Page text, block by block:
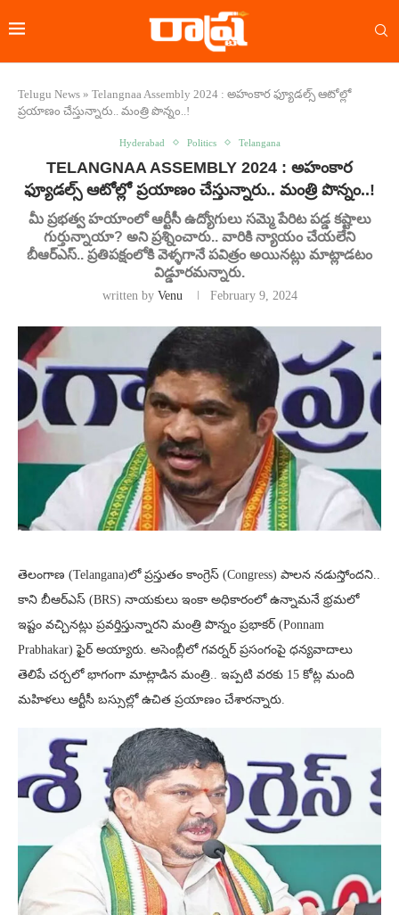
Telugu News » Telangnaa Assembly 2024 : అహంకార ఫ్యూడల్స్ ఆటోల్లో
ప్రయాణం చేస్తున్నారు.. మంత్రి పొన్నం..!
Hyderabad Politics Telangana
TELANGNAA ASSEMBLY 2024 : అహంకార
ఫ్యూడల్స్ ఆటోల్లో ప్రయాణం చేస్తున్నారు.. మంత్రి పొన్నం..!
మీ ప్రభత్వ హయాంలో ఆర్టీసీ ఉద్యోగులు సమ్మె పేరిట పడ్డ కష్టాలు
గుర్తున్నాయా? అని ప్రశ్నించారు.. వారికి న్యాయం చేయలేని
బీఆర్ఎస్.. ప్రతిపక్షంలోకి వెళ్ళగానే పవిత్రం అయినట్లు మాట్లాడటం
విడ్డూరమన్నారు.
written by Venu February 9, 2024
తెలంగాణ (Telangana)లో ప్రస్తుతం కాంగ్రెస్ (Congress) పాలన నడుస్తోందని..
కాని బీఆర్ఎస్ (BRS) నాయకులు ఇంకా అధికారంలో ఉన్నామనే భ్రమలో
ఇష్టం వచ్చినట్లు ప్రవర్తిస్తున్నారని మంత్రి పొన్నం ప్రభాకర్ (Ponnam
Prabhakar) ఫైర్ అయ్యారు. అసెంబ్లీలో గవర్నర్ ప్రసంగంపై ధన్యవాదాలు
తెలిపే చర్చలో భాగంగా మాట్లాడిన మంత్రి.. ఇప్పటి వరకు 15 కోట్ల మంది
మహిళలు ఆర్టీసీ బస్సుల్లో ఉచిత ప్రయాణం చేశారన్నారు.